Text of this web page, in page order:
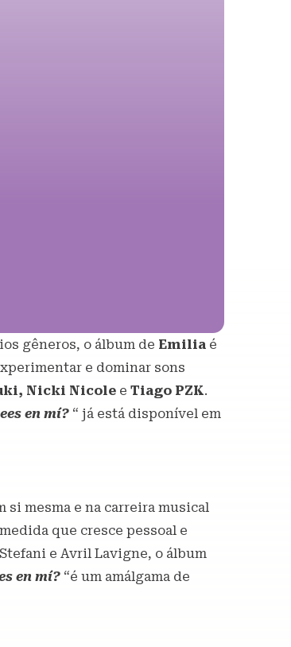
gêneros, o álbum de Emilia é
e dominar sons
Nicki Nicole e Tiago PZK.
en mí? “ já está disponível em
si mesma e na carreira musical
que cresce pessoal e
e Avril Lavigne, o álbum
en mí? “é um amálgama de